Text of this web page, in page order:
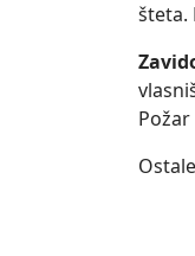
šteta.